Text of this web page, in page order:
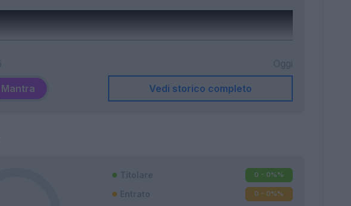
Mantra Vedi storico completo
0 - 0%%
0 - 0%%